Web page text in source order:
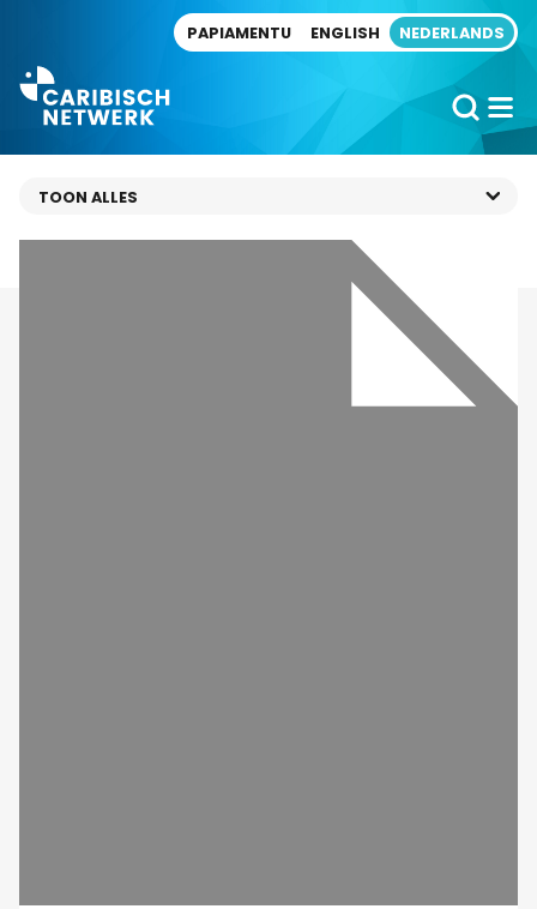
PAPIAMENTU ENGLISH NEDERLANDS